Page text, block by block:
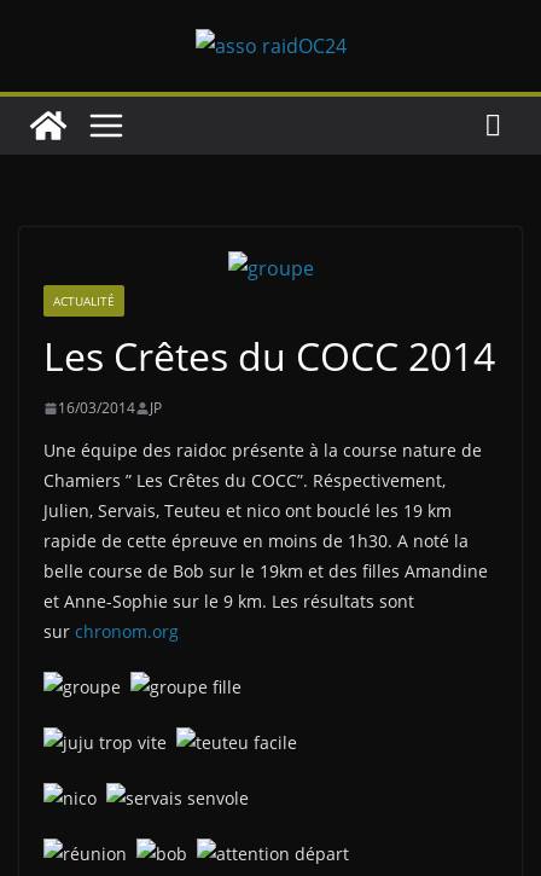
ACTUALITÉ
Les Crêtes du COCC 2014
16/03/2014 JP
Une équipe des raidoc présente à la course nature de
Chamiers ” Les Crêtes du COCC”. Réspectivement,
Julien, Servais, Teuteu et nico ont bouclé les 19 km
rapide de cette épreuve en moins de 1h30. A noté la
belle course de Bob sur le 19km et des filles Amandine
et Anne-Sophie sur le 9 km. Les résultats sont
sur chronom.org